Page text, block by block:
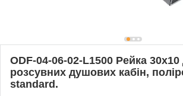
ODF-04-06-02-L1500 Рейка 30х10
розсувних душових кабін,
standard.